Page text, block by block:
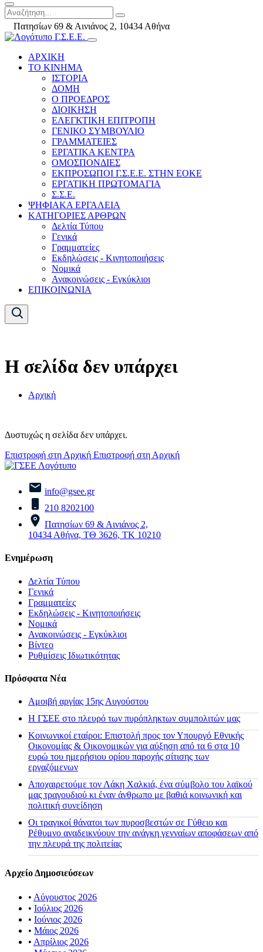
Πατησίων 69 & Αινιάνος 2, 10434 Αθήνα
ΑΡΧΙΚΗ
ΤΟ ΚΙΝΗΜΑ
ΙΣΤΟΡΙΑ
ΔΟΜΗ
Ο ΠΡΟΕΔΡΟΣ
ΔΙΟΙΚΗΣΗ
ΕΛΕΓΚΤΙΚΗ ΕΠΙΤΡΟΠΗ
ΓΕΝΙΚΟ ΣΥΜΒΟΥΛΙΟ
ΓΡΑΜΜΑΤΕΙΕΣ
ΕΡΓΑΤΙΚΑ ΚΕΝΤΡΑ
ΟΜΟΣΠΟΝΔΙΕΣ
ΕΚΠΡΟΣΩΠΟΙ Γ.Σ.Ε.Ε. ΣΤΗΝ ΕΟΚΕ
ΕΡΓΑΤΙΚΗ ΠΡΩΤΟΜΑΓΙΑ
Σ.Σ.Ε.
ΨΗΦΙΑΚΑ ΕΡΓΑΛΕΙΑ
ΚΑΤΗΓΟΡΙΕΣ ΑΡΘΡΩΝ
Δελτία Τύπου
Γενικά
Γραμματείες
Εκδηλώσεις - Κινητοποιήσεις
Νομικά
Ανακοινώσεις - Εγκύκλιοι
ΕΠΙΚΟΙΝΩΝΙΑ
Η σελίδα δεν υπάρχει
Αρχική
Δυστυχώς η σελίδα δεν υπάρχει.
Επιστροφή στη Αρχική Επιστροφή στη Αρχική
info@gsee.gr
210 8202100
Πατησίων 69 & Αινιάνος 2,
10434 Αθήνα, ΤΘ 3626, ΤΚ 10210
Ενημέρωση
Δελτία Τύπου
Γενικά
Γραμματείες
Εκδηλώσεις - Κινητοποιήσεις
Νομικά
Ανακοινώσεις - Εγκύκλιοι
Βίντεο
Ρυθμίσεις Ιδιωτικότητας
Πρόσφατα Νέα
Αμοιβή αργίας 15ης Αυγούστου
H ΓΣΕΕ στο πλευρό των πυρόπληκτων συμπολιτών μας
Κοινωνικοί εταίροι: Επιστολή προς τον Υπουργό Εθνικής
Οικονομίας & Οικονομικών για αύξηση από τα 6 στα 10
ευρώ του ημερήσιου ορίου παροχής σίτισης των
εργαζόμενων
Αποχαιρετούμε τον Λάκη Χαλκιά, ένα σύμβολο του λαϊκού
μας τραγουδιού κι έναν άνθρωπο με βαθιά κοινωνική και
πολιτική συνείδηση
Οι τραγικοί θάνατοι των πυροσβεστών σε Γύθειο και
Ρέθυμνο αναδεικνύουν την ανάγκη γενναίων αποφάσεων από
την πλευρά της πολιτείας
Αρχείο Δημοσιεύσεων
• Αύγουστος 2026
• Ιούλιος 2026
• Ιούνιος 2026
• Μάιος 2026
• Απρίλιος 2026